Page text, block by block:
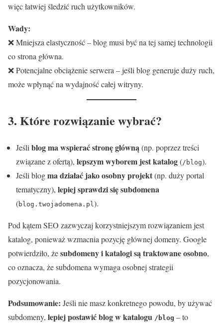
więc łatwiej śledzić ruch użytkowników.
Wady:
❌ Mniejsza elastyczność – blog musi być na tej samej technologii
co strona główna.
❌ Potencjalne obciążenie serwera – jeśli blog generuje duży ruch,
może wpłynąć na wydajność całej witryny.
3. Które rozwiązanie wybrać?
Jeśliblog ma wspierać stronę główną(np. poprzez treści
związane z ofertą), lepszym wyborem jest katalog(/blog).
Jeśli blogma działać jako osobny projekt(np. duży portal
tematyczny), lepiej sprawdzi się subdomena
(blog.twojadomena.pl).
Pod kątem SEO zazwyczaj korzystniejszym rozwiązaniem jest
katalog, ponieważ wzmacnia pozycję głównej domeny. Google
potwierdziło, żesubdomeny i katalogi są traktowane osobno,
co oznacza, że subdomena wymaga osobnej strategii
pozycjonowania.
Podsumowanie: Jeśli nie masz konkretnego powodu, by używać
subdomeny, lepiej postawić blog w katalogu /blog – to